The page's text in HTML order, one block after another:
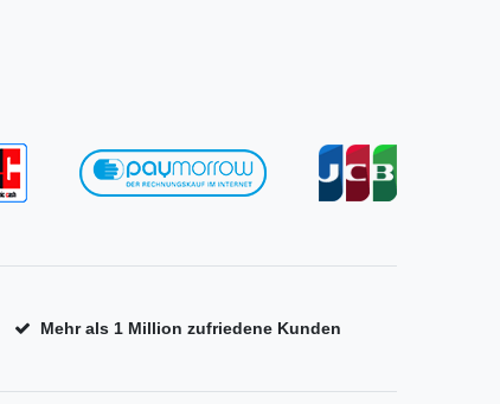
Mehr als 1 Million zufriedene Kunden